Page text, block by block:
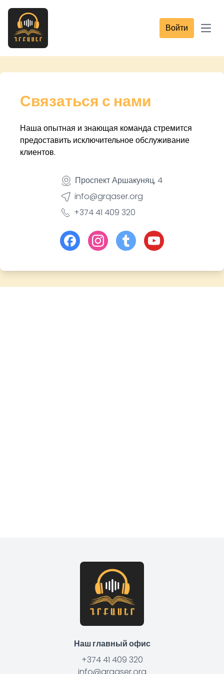
Войти
Связаться с нами
Наша опытная и знающая команда стремится
предоставить исключительное обслуживание
клиентов.
Проспект Аршакуняц, 4
info@grqaser.org
+374 41 409 320
Наш главный офис
+374 41 409 320